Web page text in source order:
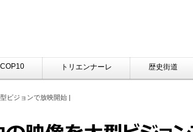
COP10 トリエンナーレ 歴史街道
ビジョンで放映開始 |